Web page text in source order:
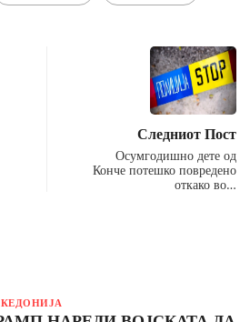
Следниот Пост
Осумгодишно дете од
Конче потешко повредено
откако во…